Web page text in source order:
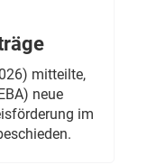
mitteilte,
neue
im